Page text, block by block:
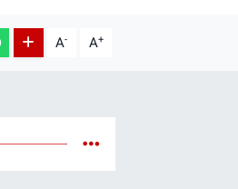
A- A+